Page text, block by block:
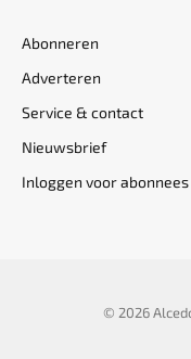
Abonneren
Adverteren
Service & contact
Nieuwsbrief
Inloggen voor abonnees
© 2026